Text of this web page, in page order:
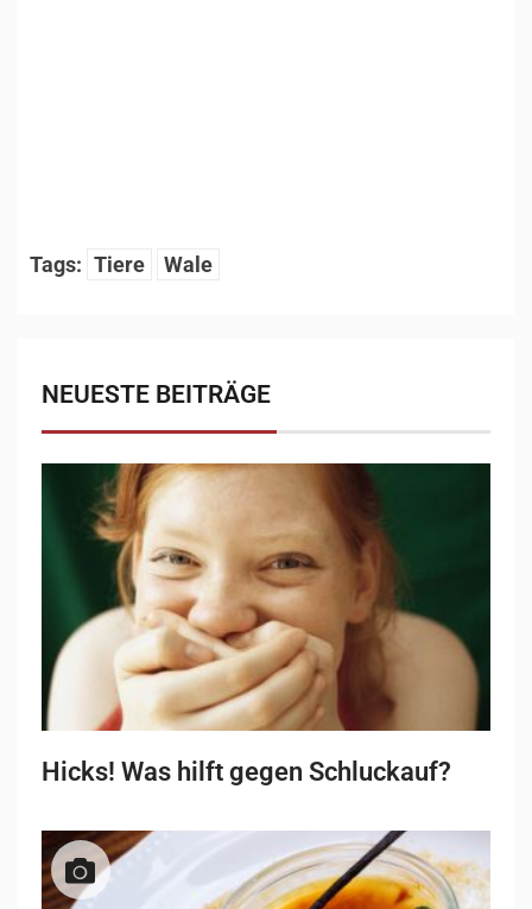
Tags: Tiere Wale
NEUESTE BEITRÄGE
Hicks! Was hilft gegen Schluckauf?